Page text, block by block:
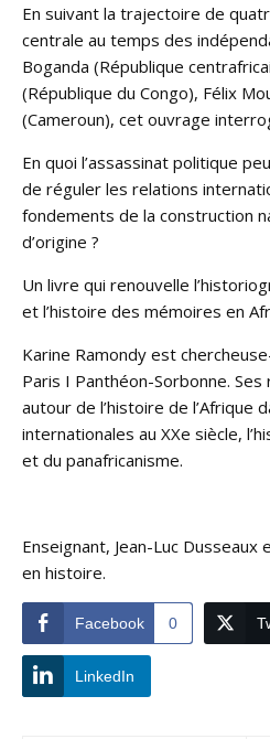
En suivant la trajectoire de
centrale au temps des
Boganda (République
(République du Congo), Félix
(Cameroun), cet ouvrage
En quoi l’assassinat politique
de réguler les relations
fondements de la construction
d’origine ?
Un livre qui renouvelle
et l’histoire des mémoires en
Karine Ramondy est
Paris I Panthéon-Sorbonne. Ses
autour de l’histoire de l’Afrique
internationales au XXe siècle,
et du panafricanisme.
Enseignant, Jean-Luc
en histoire.
Facebook 0
LinkedIn